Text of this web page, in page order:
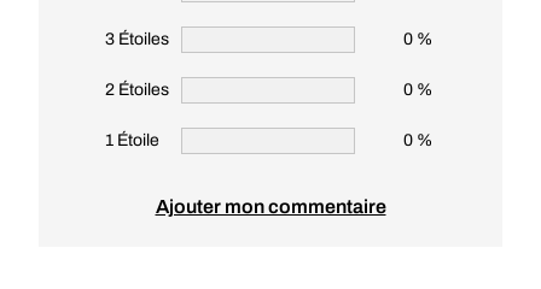
3 Étoiles 0 %
2 Étoiles 0 %
1 Étoile 0 %
Ajouter mon commentaire